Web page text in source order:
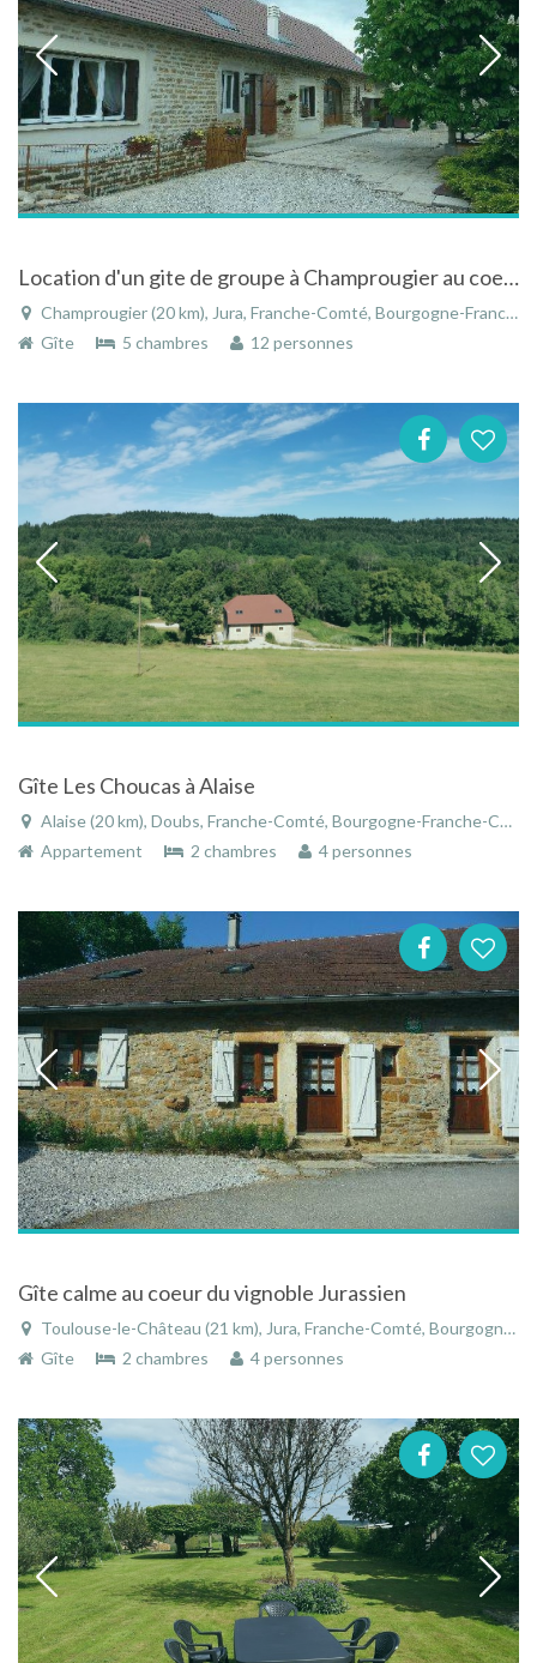
Location d'un gite de groupe à Champrougier au coeur des étangs en Franche-Comté
Champrougier (20 km), Jura, Franche-Comté, Bourgogne-Franche-Comté, France
Gîte
5 chambres 12 personnes
Gîte Les Choucas à Alaise
Alaise (20 km), Doubs, Franche-Comté, Bourgogne-Franche-Comté, France
Appartement
2 chambres 4 personnes
Gîte calme au coeur du vignoble Jurassien
Toulouse-le-Château (21 km), Jura, Franche-Comté, Bourgogne-Franche-Comté, France
Gîte
2 chambres 4 personnes